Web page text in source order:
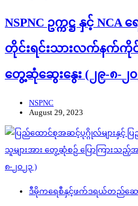
NSPNC ဥက္ကဋ္ဌ နှင့်
တိုင်းရင်းသားလက်နက်ကိုင်(၅
တွေ့ဆုံဆွေးနွေး (၂၉-၈-၂၀
NSPNC
August 29, 2023
ဒီမိုကရေစီနှင့်ဖက်ဒရယ်တည်ဆော